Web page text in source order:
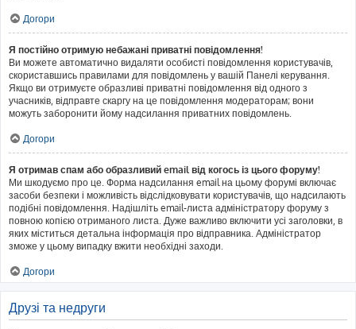
Догори
Я постійно отримую небажані приватні повідомлення!
Ви можете автоматично видаляти особисті повідомлення користувачів,
скориставшись правилами для повідомлень у вашій Панелі керування.
Якщо ви отримуєте образливі приватні повідомлення від одного з
учасників, відправте скаргу на це повідомлення модераторам; вони
можуть заборонити йому надсилання приватних повідомлень.
Догори
Я отримав спам або образливий email від когось із цього форуму!
Ми шкодуємо про це. Форма надсилання email на цьому форумі включає
засоби безпеки і можливість відслідковувати користувачів, що надсилають
подібні повідомлення. Надішліть email-листа адміністратору форуму з
повною копією отриманого листа. Дуже важливо включити усі заголовки, в
яких міститься детальна інформація про відправника. Адміністратор
зможе у цьому випадку вжити необхідні заходи.
Догори
Друзі та недруги